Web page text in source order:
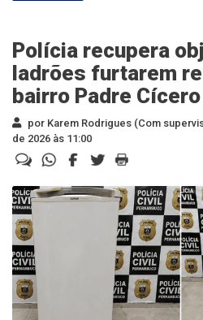
Polícia recupera
ladrões furtarem
bairro Padre Cícero
por Karem Rodrigues (Com
de 2026 às 11:00